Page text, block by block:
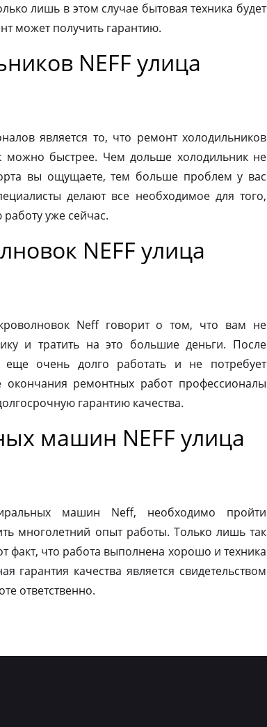
лишь в этом случае бытовая техника будет
может получить гарантию.
NEFF улица
является то, что ремонт холодильников
можно быстрее. Чем дольше холодильник не
вы ощущаете, тем больше проблем у вас
делают все необходимое для того,
уже сейчас.
NEFF улица
Neff говорит о том, что вам не
и тратить на это большие деньги. После
еще очень долго работать и не потребует
окончания ремонтных работ профессионалы
гарантию качества.
машин NEFF улица
машин Neff, необходимо пройти
многолетний опыт работы. Только лишь так
факт, что работа выполнена хорошо и техника
гарантия качества является свидетельством
ответственно.